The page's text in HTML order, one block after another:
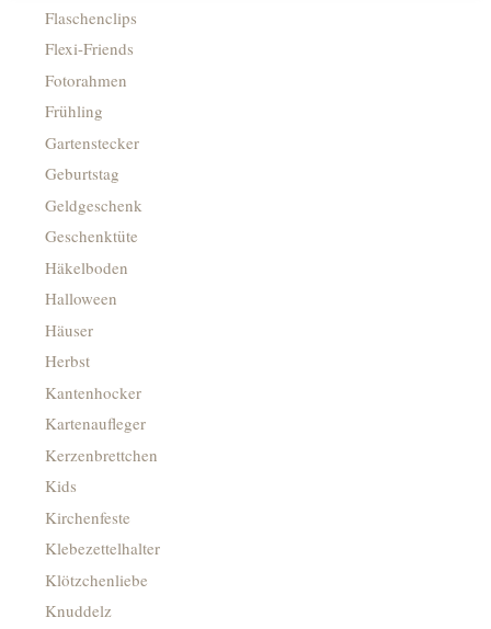
Flaschenclips
Flexi-Friends
Fotorahmen
Frühling
Gartenstecker
Geburtstag
Geldgeschenk
Geschenktüte
Häkelboden
Halloween
Häuser
Herbst
Kantenhocker
Kartenaufleger
Kerzenbrettchen
Kids
Kirchenfeste
Klebezettelhalter
Klötzchenliebe
Knuddelz